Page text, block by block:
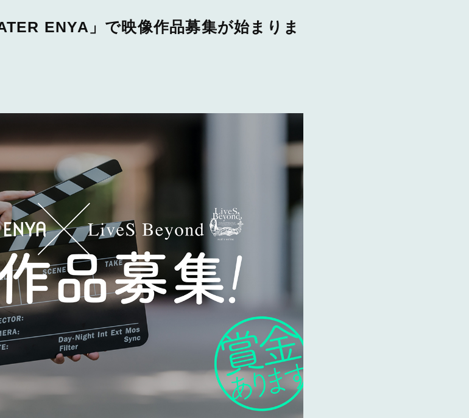
ENYA」で映像作品募集が始まりま